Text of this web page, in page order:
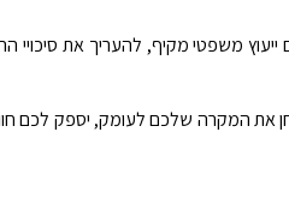
ייעוץ משפטי מקיף, להעריך את
יבחן את המקרה שלכם לעומק, יספק